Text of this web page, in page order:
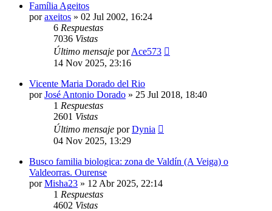
Família Ageitos
poraxeitos » 02 Jul 2002, 16:24
6 Respuestas
7036 Vistas
Último mensaje porAce573
14 Nov 2025, 23:16
Vicente Maria Dorado del Rio
porJosé Antonio Dorado » 25 Jul 2018, 18:40
1 Respuestas
2601 Vistas
Último mensaje porDynia
04 Nov 2025, 13:29
Busco familia biologica: zona de Valdín (A Veiga) o
Valdeorras. Ourense
porMisha23 » 12 Abr 2025, 22:14
1 Respuestas
4602 Vistas